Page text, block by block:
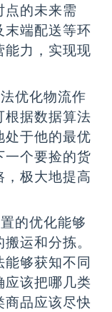
点的未来需
末端配送等环
能力，实现现
优化物流作
根据数据算法
处于他的最优
一个要捡的货
极大地提高
的优化能够
运和分拣。
够获知不同
应该把哪几类
商品应该尽快